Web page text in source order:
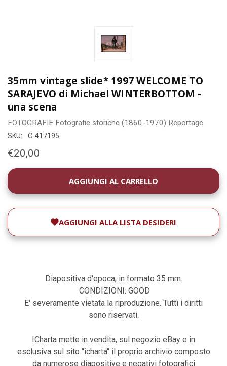
35mm vintage slide* 1997 WELCOME TO
SARAJEVO di Michael WINTERBOTTOM -
una scena
FOTOGRAFIE Fotografie storiche (1860-1970) Reportage
SKU: C-417195
€20,00
DISPONIBILITÀ
ATTUALE:
AGGIUNGI ALLA LISTA DESIDERI
Diapositiva d'epoca, in formato 35 mm.
CONDIZIONI: GOOD
E' severamente vietata la riproduzione. Tutti i diritti
sono riservati.
ICharta mette in vendita, sul negozio eBay e in
esclusiva sul sito "icharta" il proprio archivio composto
da numerose diapositive e negativi fotografici